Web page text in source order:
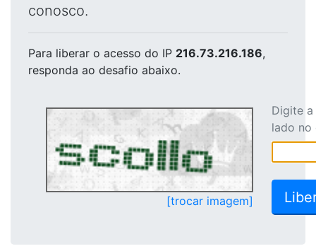
conosco.
Para liberar o acesso do IP 216.73.216.186,
responda ao desafio abaixo.
[trocar imagem]
Digite
lado no